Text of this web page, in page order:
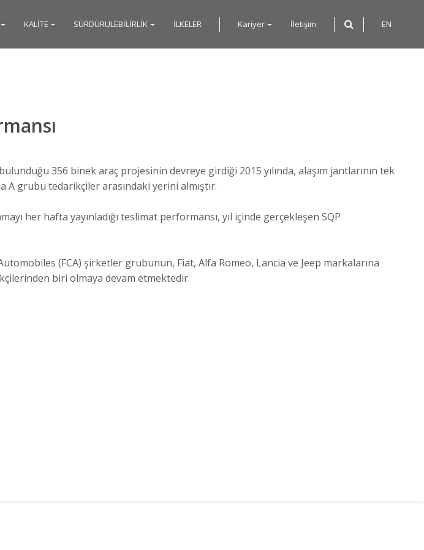
KALİTE SÜRDÜRÜLEBİLİRLİK İLKELER Kariyer İletişim EN
356 binek araç projesinin devreye girdiği 2015 yılında, alaşım jantlarının tek
grubu tedarikçiler arasındaki yerini almıştır.
her hafta yayınladığı teslimat performansı, yıl içinde gerçekleşen SQP
(FCA) şirketler grubunun, Fiat, Alfa Romeo, Lancia ve Jeep markalarına
biri olmaya devam etmektedir.